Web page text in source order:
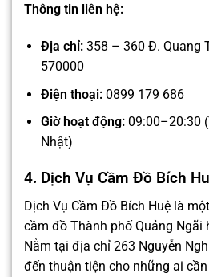
Thông tin liên hệ:
Địa chỉ:358 – 360 Đ. Quang
570000
Điện thoại:0899 179 686
Giờ hoạt động:09:00–20:30
Nhật)
4. Dịch Vụ Cầm Đồ Bích
Dịch Vụ Cầm Đồ Bích Huệ là
cầm đồ Thành phố Quảng Ngãi
Nằm tại địa chỉ 263 Nguyễn
đến thuận tiện cho những ai